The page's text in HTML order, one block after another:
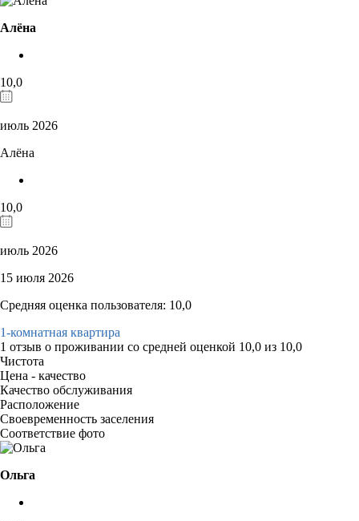
Алёна
10,0
июль 2026
Алёна
10,0
июль 2026
15 июля 2026
Средняя оценка пользователя: 10,0
1-комнатная квартира
1 отзыв о проживании со средней оценкой 10,0 из 10,0
Чистота
Цена - качество
Качество обслуживания
Расположение
Своевременность заселения
Соответствие фото
Ольга